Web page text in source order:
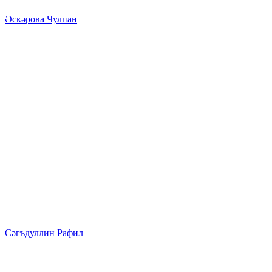
Әскәрова Чулпан
Сәгъдуллин Рафил